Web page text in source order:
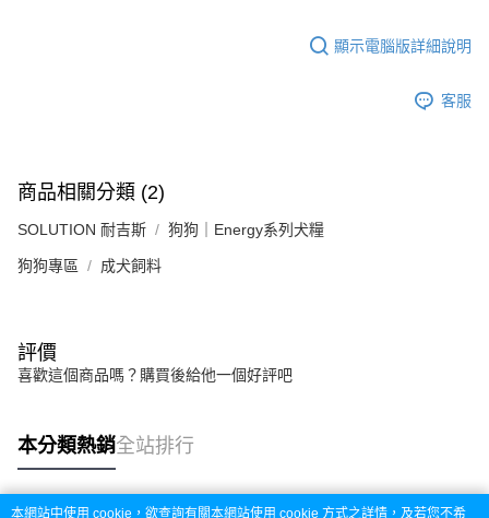
顯示電腦版詳細說明
客服
商品相關分類 (2)
SOLUTION 耐吉斯 狗狗｜Energy系列犬糧
狗狗專區 成犬飼料
評價
喜歡這個商品嗎？購買後給他一個好評吧
本分類熱銷全站排行
本網站中使用 cookie，欲查詢有關本網站使用 cookie 方式之詳情，及若您不希